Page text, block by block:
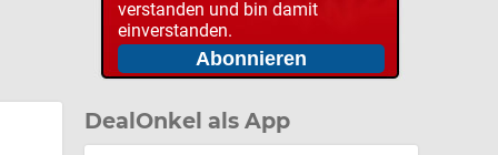
verstanden und bin damit
einverstanden.
DealOnkel als App